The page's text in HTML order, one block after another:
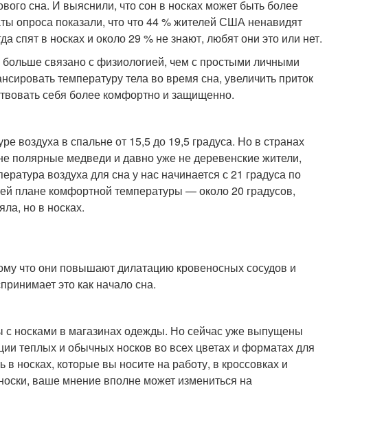
сна. И выяснили, что сон в носках может быть более
опроса показали, что что 44 % жителей США ненавидят
спят в носках и около 29 % не знают, любят они это или нет.
связано с физиологией, чем с простыми личными
температуру тела во время сна, увеличить приток
себя более комфортно и защищенно.
воздуха в спальне от 15,5 до 19,5 градуса. Но в странах
медведи и давно уже не деревенские жители,
воздуха для сна у нас начинается с 21 градуса по
плане комфортной температуры — около 20 градусов,
но в носках.
что они повышают дилатацию кровеносных сосудов и
это как начало сна.
с носками в магазинах одежды. Но сейчас уже выпущены
теплых и обычных носков во всех цветах и форматах для
носках, которые вы носите на работу, в кроссовках и
ваше мнение вполне может измениться на